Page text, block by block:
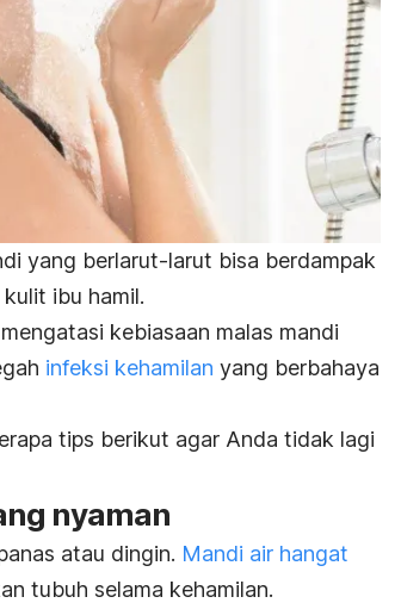
yang berlarut-larut bisa berdampak
ibu hamil.
kebiasaan malas mandi
infeksi kehamilan yang berbahaya
tips berikut agar Anda tidak lagi
nyaman
atau dingin. Mandi air hangat
tubuh selama kehamilan.